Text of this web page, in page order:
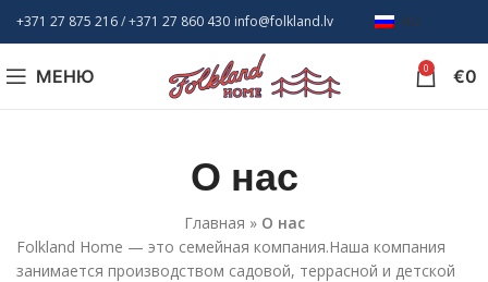
+371 27 875 216/ +371 27 860 430 info@folkland.lv RU
МЕНЮ 0 €0
О нас
Главная » О нас
Folkland Home — это семейная компания.Наша компания
занимается производством садовой, террасной и детской